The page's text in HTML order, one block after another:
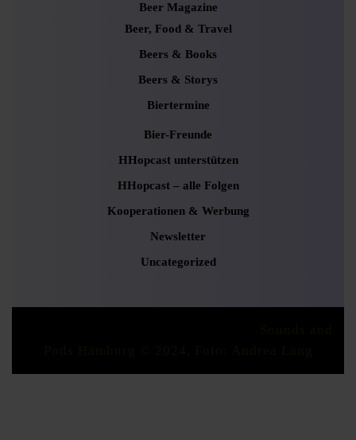
Beer Magazine
Beer, Food & Travel
Beers & Books
Beers & Storys
Biertermine
Bier-Freunde
HHopcast unterstützen
HHopcast – alle Folgen
Kooperationen & Werbung
Newsletter
Uncategorized
Scroll